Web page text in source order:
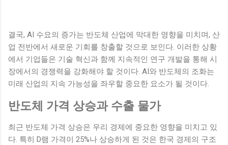
결국, AI 수요의 증가는 반도체 산업에 막대한 영향을 미치며, 산
업 전반에서 새로운 기회를 창출할 것으로 보인다. 이러한 상황
에서 기업들은 기술 혁신과 함께 지속적인 연구 개발을 통해 시
장에서의 경쟁력을 강화해야 할 것이다. AI와 반도체의 조화는
미래 산업의 지속 가능성을 좌우할 중요한 요소가 될 것이다.
반도체 가격 상승과 수출 물가
최근 반도체 가격 상승은 우리 경제에 중요한 영향을 미치고 있
다. 특히 D램 가격이 25%나 상승하게 된 것은 한국 경제의 구조